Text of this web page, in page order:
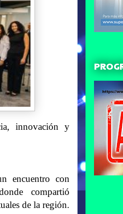
innovación y
encuentro con
compartió
de la región.